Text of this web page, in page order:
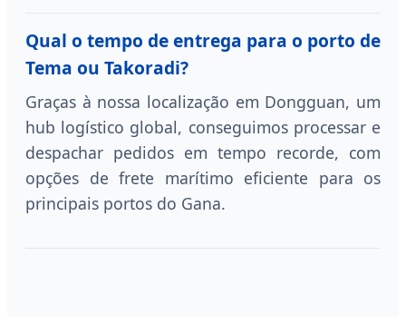
Qual o tempo de entrega para o porto de
Tema ou Takoradi?
Graças à nossa localização em Dongguan, um
hub logístico global, conseguimos processar e
despachar pedidos em tempo recorde, com
opções de frete marítimo eficiente para os
principais portos do Gana.